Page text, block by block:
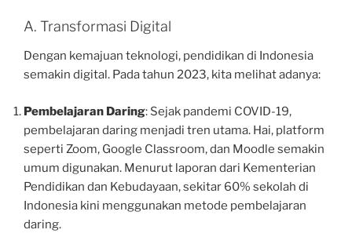
A. Transformasi Digital
Dengan kemajuan teknologi, pendidikan di Indonesia
semakin digital. Pada tahun 2023, kita melihat adanya:
Pembelajaran Daring: Sejak pandemi COVID-19,
pembelajaran daring menjadi tren utama. Hai, platform
seperti Zoom, Google Classroom, dan Moodle semakin
umum digunakan. Menurut laporan dari Kementerian
Pendidikan dan Kebudayaan, sekitar 60% sekolah di
Indonesia kini menggunakan metode pembelajaran
daring.